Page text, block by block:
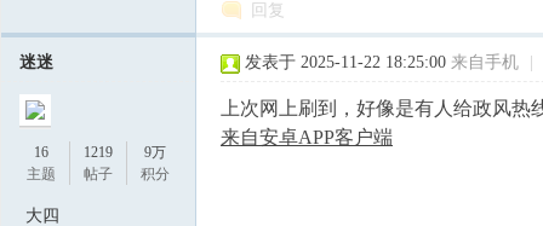
回复
迷迷
16
主题
1219
帖子
9万
积分
大四
发表于 2025-11-22 18:25:00 来自手机
上次网上刷到，好像是有人给政风
来自安卓APP客户端